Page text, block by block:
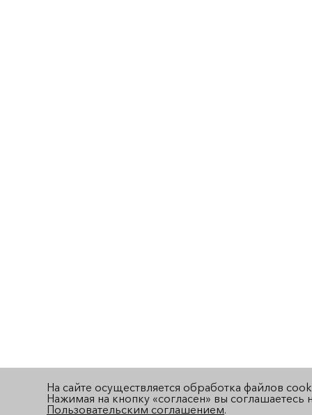
На сайте осуществляется обработка файлов
Нажимая на кнопку «согласен» вы соглашаетесь
Пользовательским соглашением.